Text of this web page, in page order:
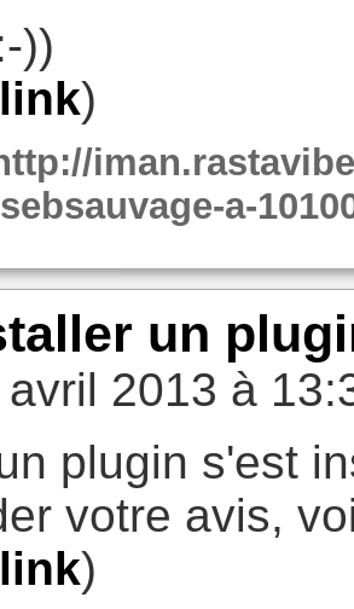
))
)
a-
un
2013 à
plugin s'est
votre avis,
)